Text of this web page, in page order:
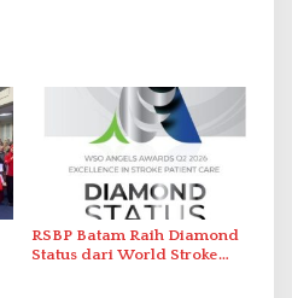
RSBP Batam Raih Diamond
Status dari World Stroke